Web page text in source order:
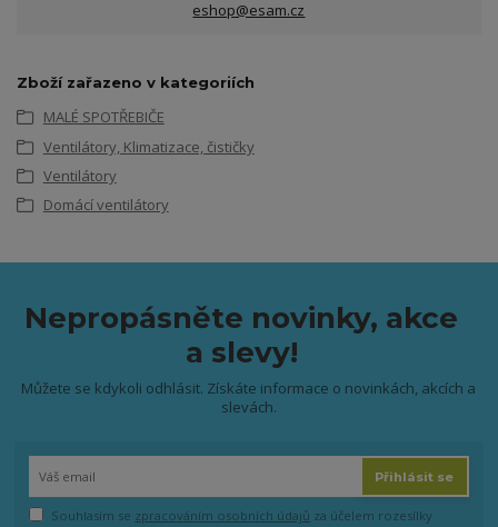
eshop@esam.cz
Zboží zařazeno v kategoriích
MALÉ SPOTŘEBIČE
Ventilátory, Klimatizace, čističky
Ventilátory
Domácí ventilátory
Nepropásněte novinky, akce
a slevy!
Můžete se kdykoli odhlásit. Získáte informace o novinkách, akcích a
slevách.
Přihlásit se
Souhlasím se zpracováním osobních údajů za účelem rozesílky